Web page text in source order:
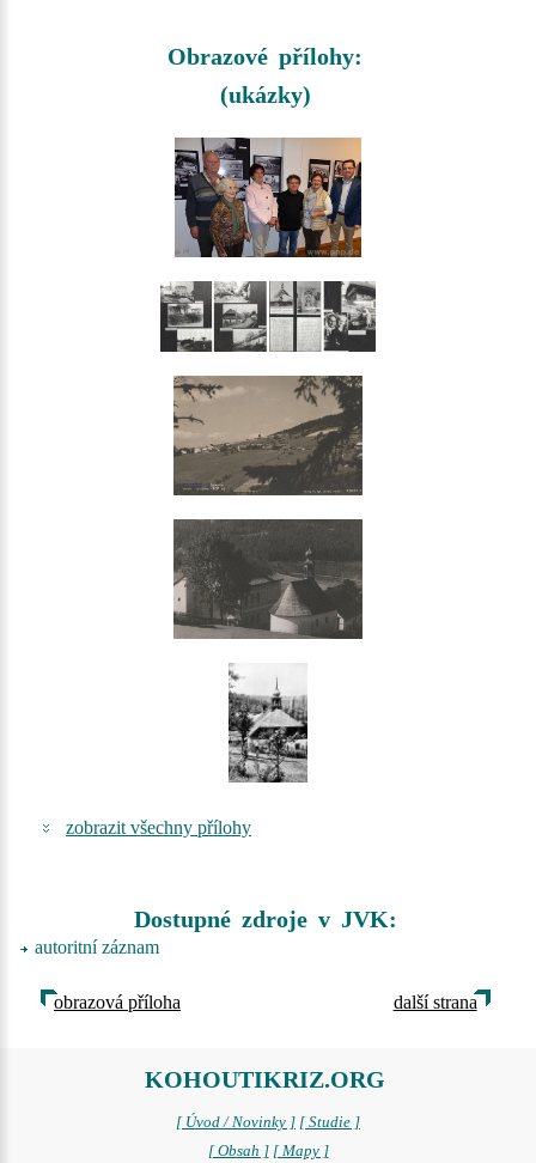
Obrazové přílohy:
(ukázky)
zobrazit všechny přílohy
Dostupné zdroje v JVK:
autoritní záznam
obrazová příloha další strana
KOHOUTIKRIZ.ORG
[ Úvod / Novinky ] [ Studie ]
[ Obsah ] [ Mapy ]